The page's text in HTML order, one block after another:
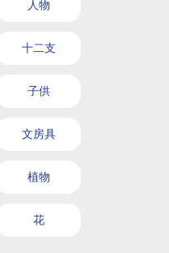
人物
十二支
子供
文房具
植物
花